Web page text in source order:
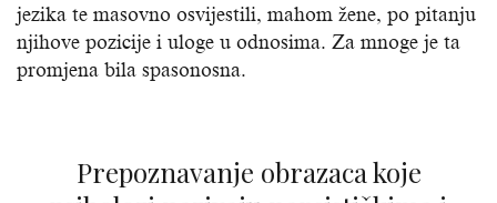
jezika te masovno osvijestili, mahom žene, po pitanju
njihove pozicije i uloge u odnosima. Za mnoge je ta
promjena bila spasonosna.
Prepoznavanje obrazaca koje